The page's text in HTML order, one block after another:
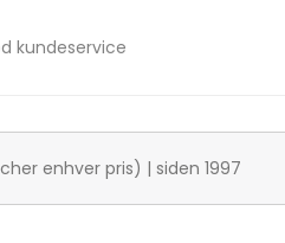
kundeservice